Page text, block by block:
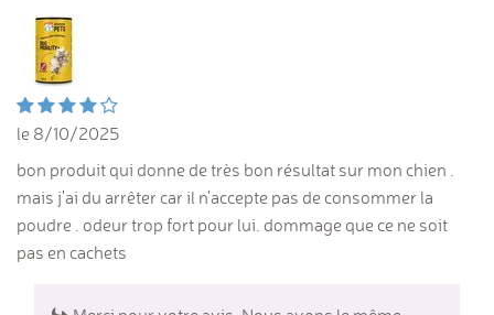
le 8/10/2025
bon produit qui donne de très bon résultat sur mon chien .
mais j'ai du arrêter car il n'accepte pas de consommer la
poudre . odeur trop fort pour lui. dommage que ce ne soit
pas en cachets